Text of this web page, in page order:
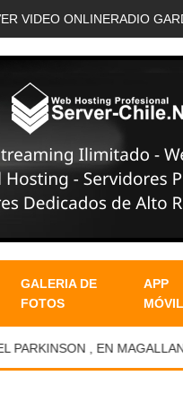
VIDEO ONLINERADIO
GALERIA DE
FOTOS
APP
MÓVIL
, EN